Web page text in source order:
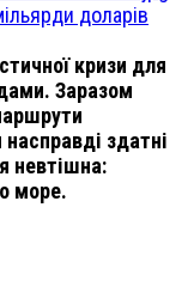
доларів
кризи для
Заразом
здатні
невтішна:
море.